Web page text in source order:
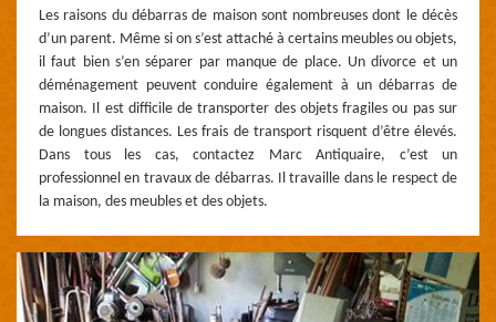
Les raisons du débarras de maison sont nombreuses dont le décès
d’un parent. Même si on s’est attaché à certains meubles ou objets,
il faut bien s’en séparer par manque de place. Un divorce et un
déménagement peuvent conduire également à un débarras de
maison. Il est difficile de transporter des objets fragiles ou pas sur
de longues distances. Les frais de transport risquent d’être élevés.
Dans tous les cas, contactez Marc Antiquaire, c’est un
professionnel en travaux de débarras. Il travaille dans le respect de
la maison, des meubles et des objets.